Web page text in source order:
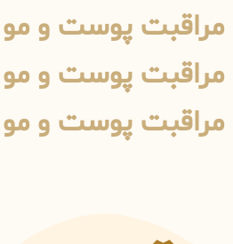
مراقبت پوست و
مراقبت پوست و مو
مراقبت پوست و مو